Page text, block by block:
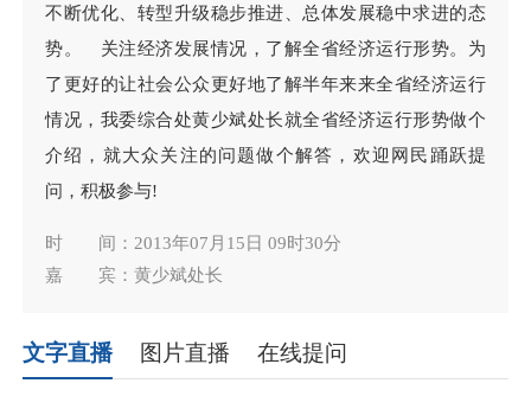
不断优化、转型升级稳步推进、总体发展稳中求进的态
势。 关注经济发展情况，了解全省经济运行形势。为
了更好的让社会公众更好地了解半年来来全省经济运行
情况，我委综合处黄少斌处长就全省经济运行形势做个
介绍，就大众关注的问题做个解答，欢迎网民踊跃提
问，积极参与!
时 间：2013年07月15日 09时30分
嘉 宾：黄少斌处长
文字直播 图片直播 在线提问